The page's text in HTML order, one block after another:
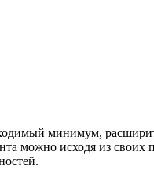
минимум,
можно исходя из своих